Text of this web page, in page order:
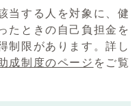
当する人を対象に、健
たときの自己負担金を
制限があります。詳し
成制度のページ をご覧